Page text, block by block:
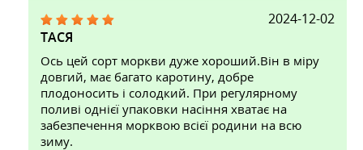
2024-12-02
ТАСЯ
Ось цей сорт моркви дуже хороший.Він в міру
довгий, має багато каротину, добре
плодоносить і солодкий. При регулярному
поливі однієї упаковки насіння хватає на
забезпечення морквою всієї родини на всю
зиму.